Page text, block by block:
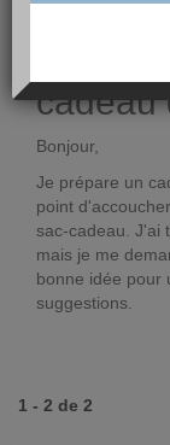
Que
cadeau
Bonjour,
Je prépare un
point
sac-cadeau. J'ai
mais je me
bonne idée pour
suggestions.
1 - 2 de 2